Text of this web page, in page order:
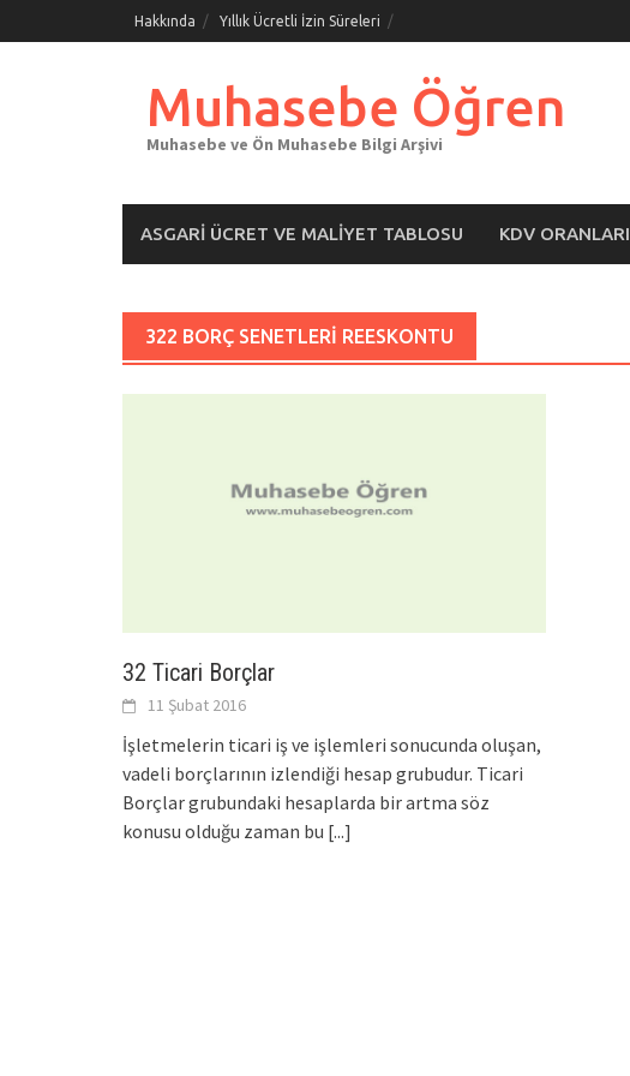
to
Hakkında Yıllık Ücretli İzin Süreleri
Muhasebe Öğren
Muhasebe ve Ön Muhasebe Bilgi Arşivi
ASGARI ÜCRET VE MALIYET TABLOSU KDV ORANLARI
322 BORÇ SENETLERI REESKONTU
32 Ticari Borçlar
11 Şubat 2016
İşletmelerin ticari iş ve işlemleri sonucunda oluşan,
vadeli borçlarının izlendiği hesap grubudur. Ticari
Borçlar grubundaki hesaplarda bir artma söz
konusu olduğu zaman bu [...]